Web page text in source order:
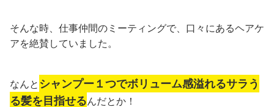
そんな時、仕事仲間のミーティングで、口々にあるヘアケ
アを絶賛していました。
なんと シャンプー１つでボリューム感溢れるサラう
る髪を目指せるんだとか！